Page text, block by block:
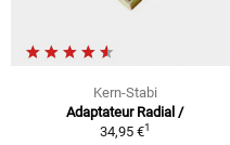
Kern-Stabi
Adaptateur Radial /
34,95 €1